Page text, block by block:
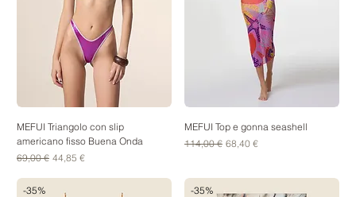
MEFUI Triangolo con slip
americano fisso Buena Onda
Prezzo regolare
69,00 € Prezzo scontato
44,85 €
MEFUI Top e gonna seashell
Prezzo regolare
114,00 € Prezzo scontato
68,40 €
-35% -35%